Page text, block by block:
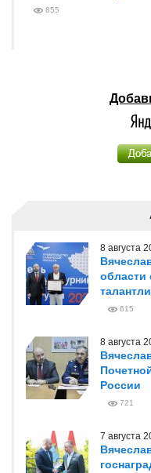
855
8 августа
области
615
8 августа
России
721
7 августа